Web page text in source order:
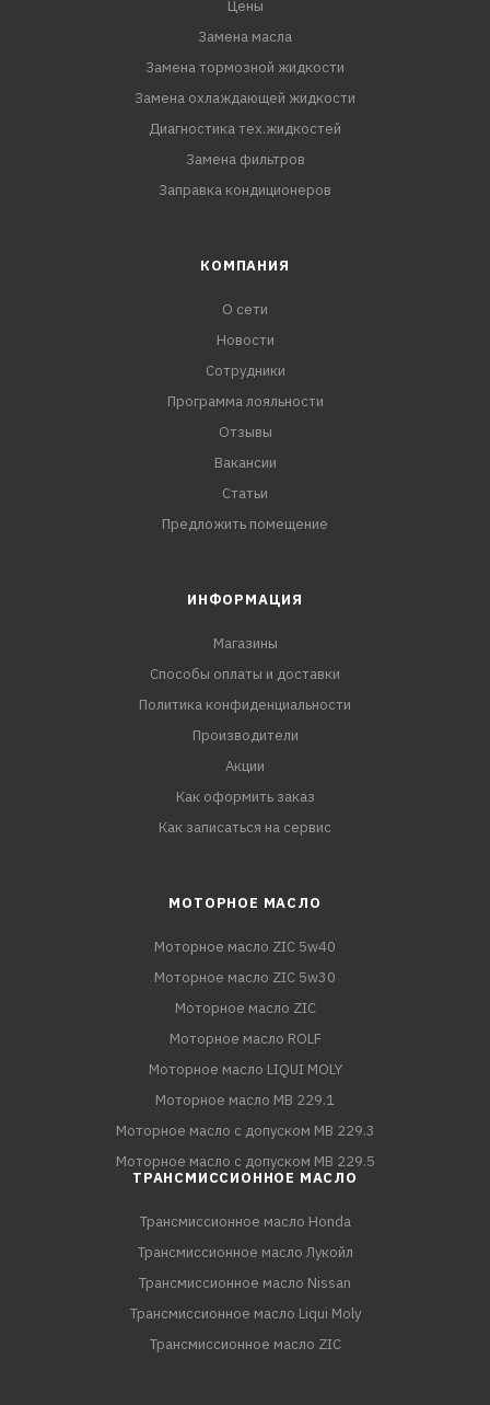
Цены
Замена масла
Замена тормозной жидкости
Замена охлаждающей жидкости
Диагностика тех.жидкостей
Замена фильтров
Заправка кондиционеров
КОМПАНИЯ
О сети
Новости
Сотрудники
Программа лояльности
Отзывы
Вакансии
Статьи
Предложить помещение
ИНФОРМАЦИЯ
Магазины
Способы оплаты и доставки
Политика конфиденциальности
Производители
Акции
Как оформить заказ
Как записаться на сервис
МОТОРНОЕ МАСЛО
Моторное масло ZIC 5w40
Моторное масло ZIC 5w30
Моторное масло ZIC
Моторное масло ROLF
Моторное масло LIQUI MOLY
Моторное масло MB 229.1
Моторное масло с допуском MB 229.3
Моторное масло с допуском MB 229.5
ТРАНСМИССИОННОЕ МАСЛО
Трансмиссионное масло Honda
Трансмиссионное масло Лукойл
Трансмиссионное масло Nissan
Трансмиссионное масло Liqui Moly
Трансмиссионное масло ZIC